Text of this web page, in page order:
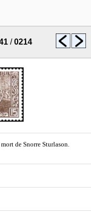
/0214
de Snorre Sturlason.